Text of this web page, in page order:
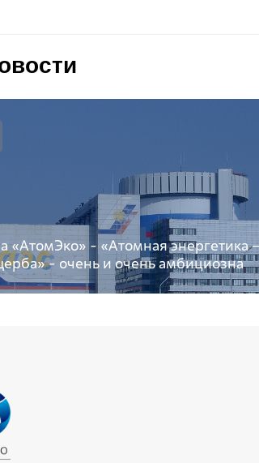
«АтомЭко» - «Атомная энергетика
- очень и очень амбициозна